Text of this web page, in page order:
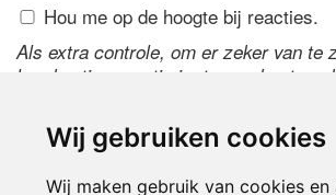
Wij gebruiken cookies
Wij maken gebruik van cookies en
Hou me op de hoogte bij reacties.
Als extra controle, om er zeker van te
handmatige reactie is, typ
de code te wijzigen.